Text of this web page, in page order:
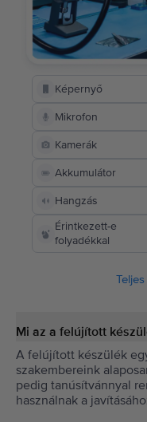
Képernyő
Mikrofon
Kamerák
Akkumulátor
Hangzás
Érintkezett-e
folyadékkal
Mi az a felújított
A felújított készülék
szakembereink
pedig tanúsítvánnyal
használnak a